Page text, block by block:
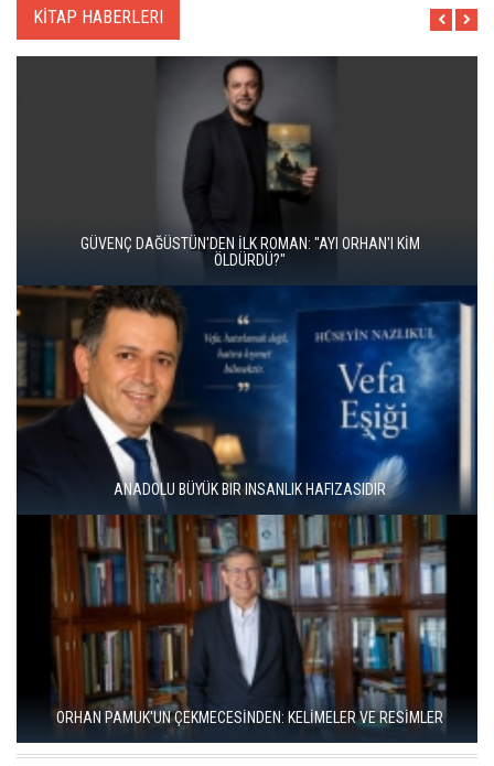
KİTAP HABERLERI
İKİ KİTAP VE BİTMEYEN BİR ENERJİ
ÜNAL ERSÖZLÜ’NÜN YENİ ŞİİR KİTABI “BÖĞÜRTLEN ÖPÜCÜĞÜ”
YAYIMLANDI
RIZA SÖNMEZ: ‘ANADOLU, SANILDIĞINDAN ÇOK DAHA VEGAN"